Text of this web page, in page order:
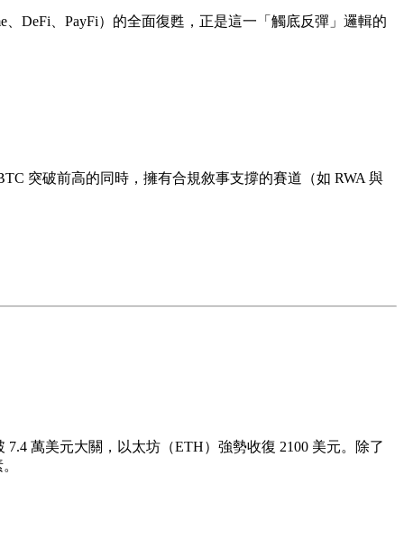
DeFi、PayFi）的全面復甦，正是這一「觸底反彈」邏輯的
突破前高的同時，擁有合規敘事支撐的賽道（如 RWA 與
萬美元大關，以太坊（ETH）強勢收復 2100 美元。除了